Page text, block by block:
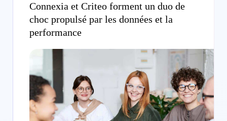
Connexia et Criteo forment un duo de
choc propulsé par les données et la
performance